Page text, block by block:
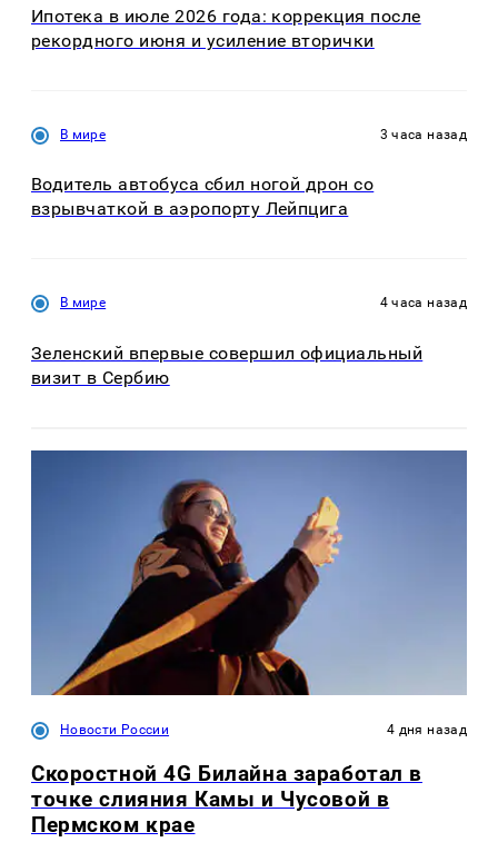
Ипотека в июле 2026 года: коррекция после
рекордного июня и усиление вторички
В мире 3 часа назад
Водитель автобуса сбил ногой дрон со
взрывчаткой в аэропорту Лейпцига
В мире 4 часа назад
Зеленский впервые совершил официальный
визит в Сербию
Новости России 4 дня назад
Скоростной 4G Билайна заработал в
точке слияния Камы и Чусовой в
Пермском крае